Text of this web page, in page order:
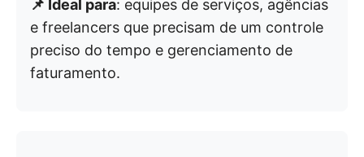
📌 Ideal para: equipes de serviços, agências
e freelancers que precisam de um controle
preciso do tempo e gerenciamento de
faturamento.